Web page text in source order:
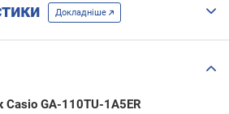
Докладніше
Casio GA-110TU-1A5ER